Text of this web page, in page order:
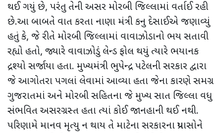
થઈ ગયું છે, પરંતુ તેની અસર મોરબી જિલ્લામાં વર્તાઈ રહી
છે.આ બાબતે વાત કરતા નાણા મંત્રી કનુ દેસાઈએ જણાવ્યું
હતું કે, જે રીતે મોરબી જિલ્લામાં વાવાઝોડાનો ભય સતાવી
રહ્યો હતો, જ્યારે વાવાઝોડું લેન્ડ ફોલ થયું ત્યારે ભયાનક
દ્રશ્યો સર્જાયા હતા. મુખ્યમંત્રી ભુપેન્દ્ર પટેલની સરકાર દ્વારા
જે આગોતરા પગલાં લેવામાં આવ્યા હતા જેના કારણે સમગ્ર
ગુજરાતમાં અને મોરબી સહિતના જે મુખ્ય સાત જિલ્લા વધુ
સંભવિત અસરગ્રસ્ત હતા ત્યાં કોઈ જાનહાની થઈ નથી.
પરિણામે માનવ મૃત્યુ ન થાય તે માટેના સરકારના પ્રયાસોને